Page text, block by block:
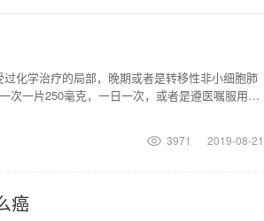
化学治疗的局部，晚期或者是转移性非小细胞肺
次一片250毫克，一日一次，或者是遵医嘱服用。
3971 2019-08-21
癌